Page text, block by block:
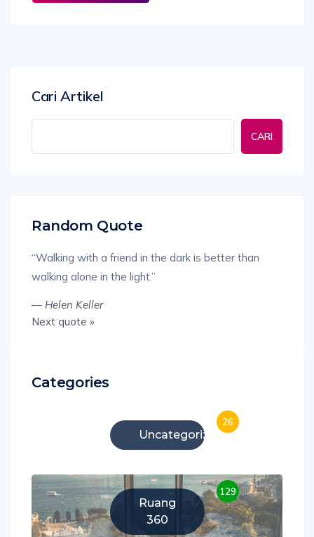
Cari Artikel
CARI
Random Quote
“Walking with a friend in the dark is better than
walking alone in the light.”
—Helen Keller
Next quote »
Categories
Uncategorized
26
Ruang
360
129